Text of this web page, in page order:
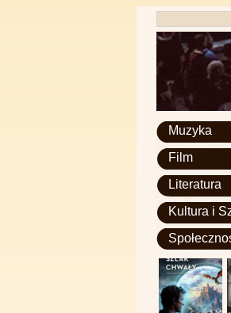
Muzyka
Film
Literatura
Kultura i